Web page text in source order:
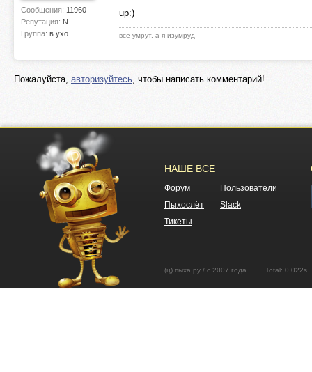
Сообщения: 11960
Репутация: N
Группа: в ухо
up:)
все умрут, а я изумруд
Пожалуйста, авторизуйтесь, чтобы написать комментарий!
НАШЕ ВСЕ
Форум
Пользователи
Пыхослёт
Slack
Тикеты
(ц) пыха.ру / с 2007 года Total: